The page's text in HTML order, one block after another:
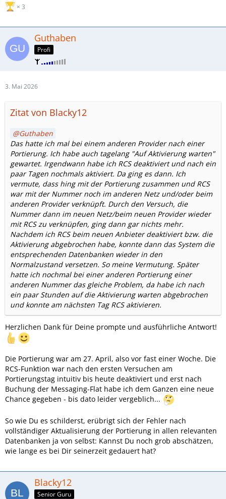
3
Guthaben
Profi
3. Mai 2026
Zitat von Blacky12
Guthaben
Das hatte ich mal bei einem anderen Provider nach einer
Portierung. Ich habe auch tagelang "Auf Aktivierung warten"
gewartet. Irgendwann habe ich RCS deaktiviert und nach ein
paar Tagen nochmals aktiviert. Da ging es dann. Ich
vermute, dass hing mit der Portierung zusammen und RCS
war mit der Nummer noch im anderen Netz und/oder beim
anderen Provider verknüpft. Durch den Versuch, die
Nummer dann im neuen Netz/beim neuen Provider wieder
mit RCS zu verknüpfen, ging dann gar nichts mehr.
Nachdem ich RCS beim neuen Anbieter deaktiviert bzw. die
Aktivierung abgebrochen habe, konnte dann das System die
entsprechenden Datenbanken wieder in den
Normalzustand versetzen. So meine Vermutung. Später
hatte ich nochmal bei einer anderen Portierung einer
anderen Nummer das gleiche Problem, da habe ich nach
ein paar Stunden auf die Aktivierung warten abgebrochen
und konnte am nächsten Tag RCS aktivieren.
Herzlichen Dank für Deine prompte und ausführliche Antwort!
Die Portierung war am 27. April, also vor fast einer Woche. Die
RCS-Funktion war nach den ersten Versuchen am
Portierungstag intuitiv bis heute deaktiviert und erst nach
Buchung der Messaging-Flat habe ich dem Ganzen eine neue
Chance gegeben - bis dato leider vergeblich...
So wie Du es schilderst, erübrigt sich der Fehler nach
vollständiger Aktualisierung der Portierung in allen relevanten
Datenbanken ja von selbst: Kannst Du noch grob abschätzen,
wie lange es bei Dir seinerzeit gedauert hat?
Blacky12
Senior Guru